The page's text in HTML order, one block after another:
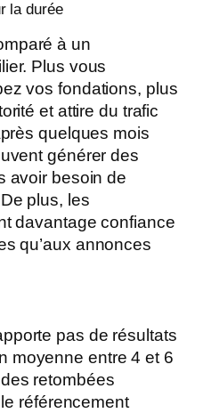
la durée
à un
Plus vous
vos fondations, plus
et attire du trafic
quelques mois
générer des
avoir besoin de
plus, les
davantage confiance
qu’aux annonces
pas de résultats
moyenne entre 4 et 6
retombées
référencement